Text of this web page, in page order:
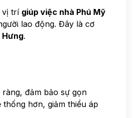
vị trí giúp việc nhà Phú Mỹ
lao động. Đây là cơ
Hưng.
đảm bảo sự gọn
hơn, giảm thiểu áp